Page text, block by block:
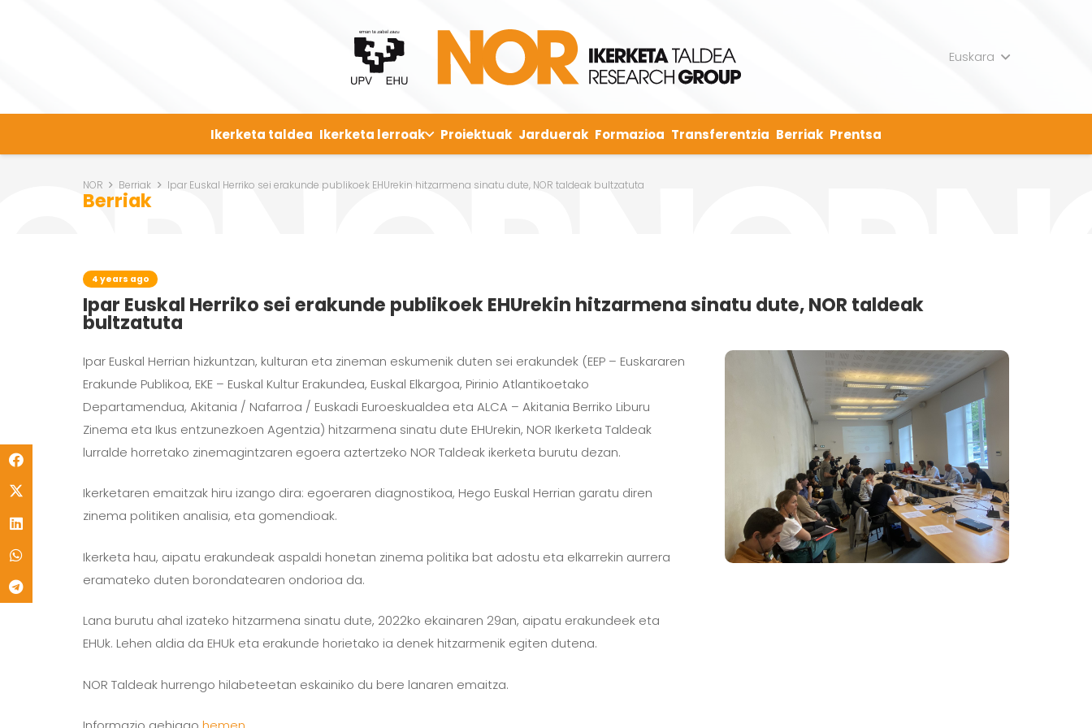
Euskara
Ikerketa taldea Ikerketa lerroak Proiektuak Jarduerak Formazioa Transferentzia Berriak Prentsa
NOR Berriak Ipar Euskal Herriko sei erakunde publikoek EHUrekin hitzarmena sinatu dute, NOR taldeak bultzatuta
Berriak
4 years ago
Ipar Euskal Herriko sei erakunde publikoek EHUrekin hitzarmena sinatu dute, NOR taldeak
bultzatuta
Ipar Euskal Herrian hizkuntzan, kulturan eta zineman eskumenik duten sei erakundek (EEP – Euskararen
Erakunde Publikoa, EKE – Euskal Kultur Erakundea, Euskal Elkargoa, Pirinio Atlantikoetako
Departamendua, Akitania / Nafarroa / Euskadi Euroeskualdea eta ALCA – Akitania Berriko Liburu
Zinema eta Ikus entzunezkoen Agentzia) hitzarmena sinatu dute EHUrekin, NOR Ikerketa Taldeak
lurralde horretako zinemagintzaren egoera aztertzeko NOR Taldeak ikerketa burutu dezan.
Ikerketaren emaitzak hiru izango dira: egoeraren diagnostikoa, Hego Euskal Herrian garatu diren
zinema politiken analisia, eta gomendioak.
Ikerketa hau, aipatu erakundeak aspaldi honetan zinema politika bat adostu eta elkarrekin aurrera
eramateko duten borondatearen ondorioa da.
Lana burutu ahal izateko hitzarmena sinatu dute, 2022ko ekainaren 29an, aipatu erakundeek eta
EHUk. Lehen aldia da EHUk eta erakunde horietako ia denek hitzarmenik egiten dutena.
NOR Taldeak hurrengo hilabeteetan eskainiko du bere lanaren emaitza.